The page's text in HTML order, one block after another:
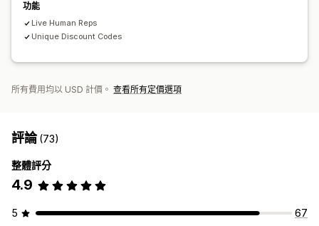
功能
Live Human Reps
Unique Discount Codes
所有費用均以 USD 計價。 查看所有定價選項
評論(73)
整體評分
4.9
5
67